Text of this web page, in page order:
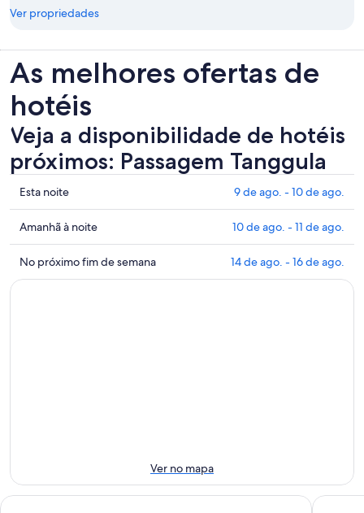
Ver propriedades
As melhores ofertas de
hotéis
Veja a disponibilidade de hotéis
próximos: Passagem Tanggula
Mostrar
preços
perto
de
Passagem
Tanggula
Esta noite 9 de ago. - 10 de ago.
Mostrar
preços
perto
de
de
ago.
Amanhã à noite 10 de ago. - 11 de ago.
Mostrar
preços
de
ago.
No próximo fim de semana 14 de ago. - 16 de ago.
Ver no mapa
DoubleTree by Hilton Hotel Qinghai - Golmud